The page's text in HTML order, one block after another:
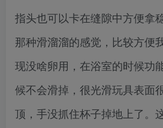
指头也可以卡在缝隙中方便拿
那种滑溜溜的感觉，比较方便
现没啥卵用，在浴室的时候功
候不会滑掉，很光滑玩具表面
顶，手没抓住杯子掉地上了。